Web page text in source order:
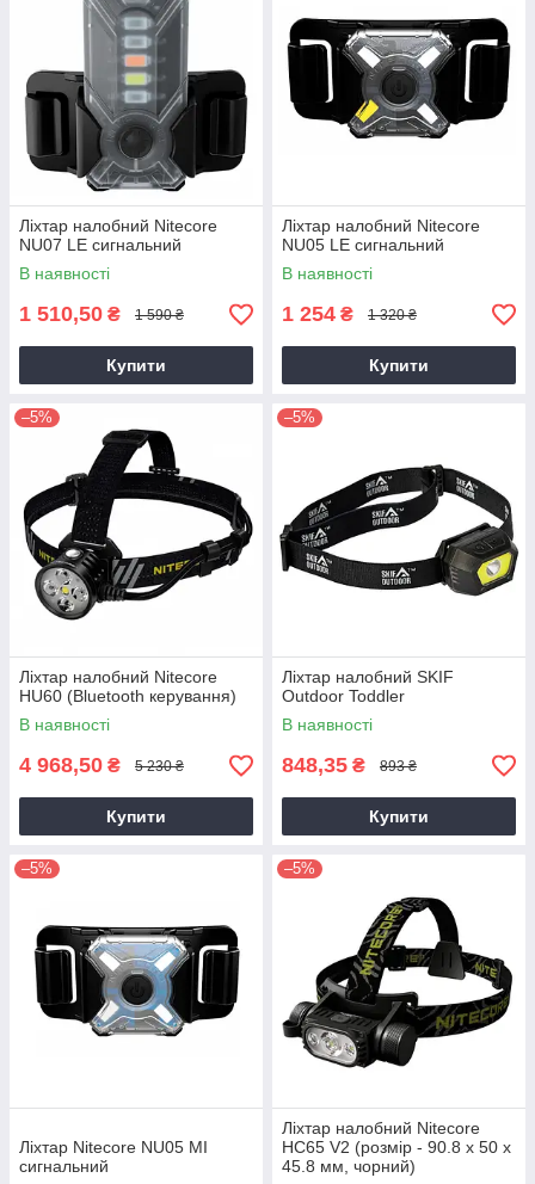
Ліхтар налобний Nitecore
NU07 LE сигнальний
В наявності
1 510,50 ₴ 1 590 ₴
Купити
Ліхтар налобний Nitecore
NU05 LE сигнальний
В наявності
1 254 ₴ 1 320 ₴
Купити
–5%
Ліхтар налобний Nitecore
HU60 (Bluetooth керування)
В наявності
4 968,50 ₴ 5 230 ₴
Купити
–5%
Ліхтар налобний SKIF
Outdoor Toddler
В наявності
848,35 ₴ 893 ₴
Купити
–5%
Ліхтар Nitecore NU05 MI
сигнальний
–5%
Ліхтар налобний Nitecore
HC65 V2 (розмір - 90.8 х 50 х
45.8 мм, чорний)